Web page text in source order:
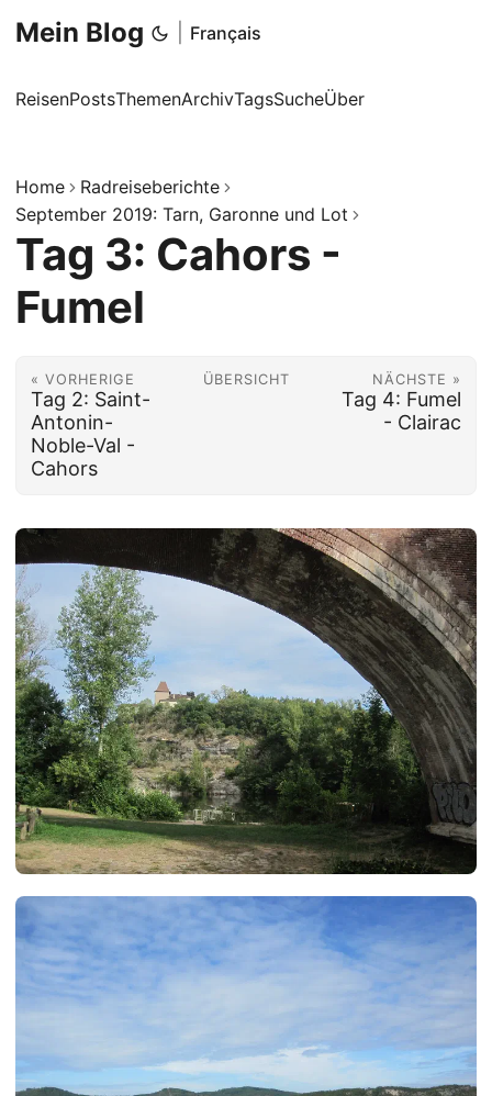
Mein Blog Français
ReisenPostsThemenArchivTagsSucheÜber
Home
Radreiseberichte
September 2019: Tarn, Garonne und Lot
Tag 3: Cahors -
Fumel
« VORHERIGE
Tag 2: Saint-
Antonin-
Noble-Val -
Cahors
ÜBERSICHT NÄCHSTE »
Tag 4: Fumel
- Clairac